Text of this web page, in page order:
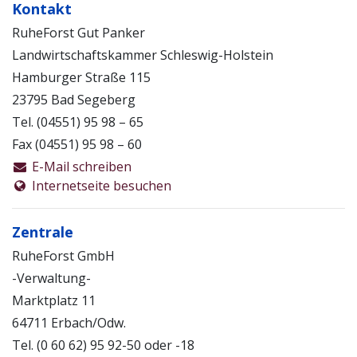
Die dynamisch wachsenden Bäume werden durch
schonende Eingriffe zu einem stattlichen Wald mit
verschiedensten Laubbaumarten herangezogen. Als
Folge zeigt sich ein artenreicher Laubwald, der sich
beschaulich und malerisch zwischen den Feldern,
Wiesen und Seen dieser Region einfügt. Die Forsten
des Gutes Panker sind gem. PEFC zertifiziert. Dieses ist
ein internationales Zertifikat mit Anerkennung vieler
namhafter Umweltverbände und der
holzverarbeitenden Industrie.
Arbeiten ohne Kahlschläge, ohne Chemie und ohne
Düngung
Förderung strukturreicher Mischwälder
Erhalt ökologisch besonders wertvoller Einzelbäume
Bewahrung der Waldbodenqualität
Kontakt
RuheForst Gut Panker
Landwirtschaftskammer Schleswig-Holstein
Hamburger Straße 115
23795 Bad Segeberg
Tel. (04551) 95 98 – 65
Fax (04551) 95 98 – 60
E-Mail schreiben
Internetseite besuchen
Zentrale
RuheForst GmbH
-Verwaltung-
Marktplatz 11
64711 Erbach/Odw.
Tel. (0 60 62) 95 92-50 oder -18